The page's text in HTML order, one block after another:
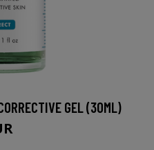
GEL (30ML)